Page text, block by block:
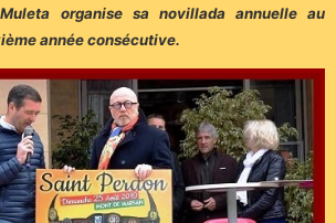
organise sa novillada annuelle au
année consécutive.